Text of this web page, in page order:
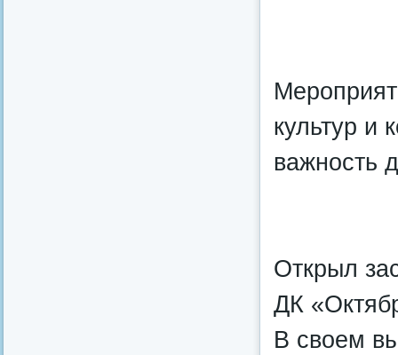
культур и
важность
Открыл
ДК
В своем